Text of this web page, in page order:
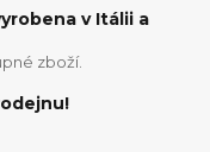
v Itálii a
zboží.